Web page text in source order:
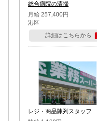
総合病院の清掃
月給 257,400円
港区
詳細はこちらから
レジ・商品陳列スタッフ